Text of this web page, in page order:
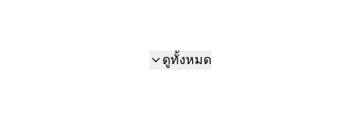
ดูทั้งหมด